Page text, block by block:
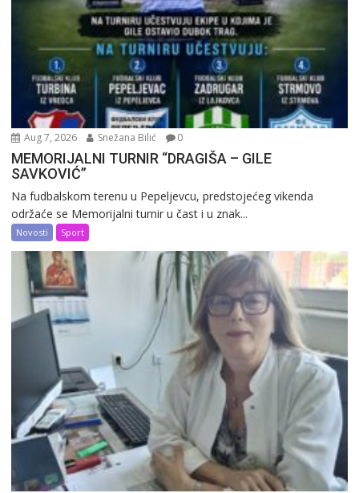
Aug 7, 2026 Snežana Bilić 0
MEMORIJALNI TURNIR “DRAGIŠA – GILE
SAVKOVIĆ”
Na fudbalskom terenu u Pepeljevcu, predstojećeg vikenda
održaće se Memorijalni turnir u čast i u znak...
Novosti Sport